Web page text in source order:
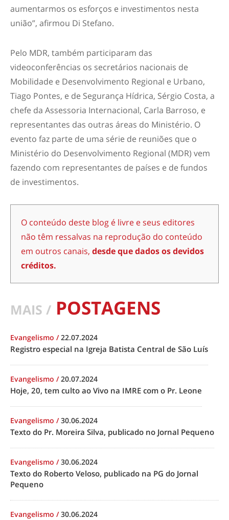
aumentarmos os esforços e investimentos nesta
união”, afirmou Di Stefano.
Pelo MDR, também participaram das
videoconferências os secretários nacionais de
Mobilidade e Desenvolvimento Regional e Urbano,
Tiago Pontes, e de Segurança Hídrica, Sérgio Costa, a
chefe da Assessoria Internacional, Carla Barroso, e
representantes das outras áreas do Ministério. O
evento faz parte de uma série de reuniões que o
Ministério do Desenvolvimento Regional (MDR) vem
fazendo com representantes de países e de fundos
de investimentos.
O conteúdo deste blog é livre e seus editores
não têm ressalvas na reprodução do conteúdo
em outros canais, desde que dados os devidos
créditos.
MAIS / POSTAGENS
Evangelismo /22.07.2024
Registro especial na Igreja Batista Central de São Luís
Evangelismo /20.07.2024
Hoje, 20, tem culto ao Vivo na IMRE com o Pr. Leone
Evangelismo /30.06.2024
Texto do Pr. Moreira Silva, publicado no Jornal Pequeno
Evangelismo /30.06.2024
Texto do Roberto Veloso, publicado na PG do Jornal
Pequeno
Evangelismo /30.06.2024